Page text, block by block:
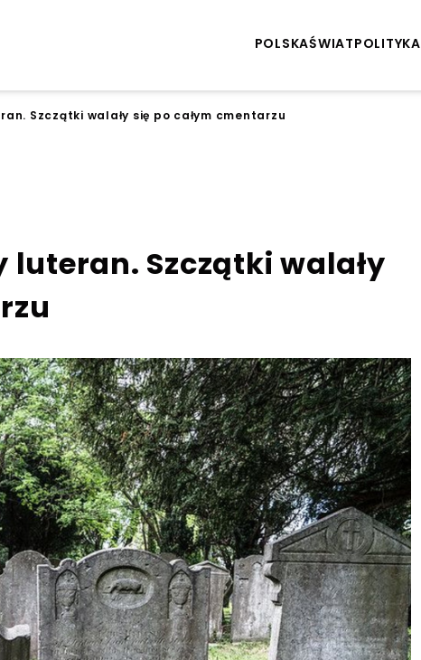
POLSKAŚWIATPOLITYKA
Szczątki walały się po całym cmentarzu
luteran. Szczątki walały